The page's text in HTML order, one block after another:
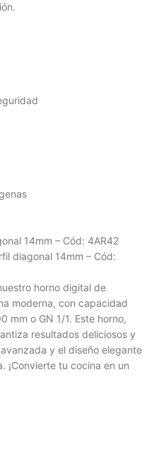
14mm – Cód: 4AR42
diagonal 14mm – Cód:
horno digital de
moderna, con capacidad
mm o GN 1/1. Este horno,
resultados deliciosos y
y el diseño elegante
¡Convierte tu cocina en un